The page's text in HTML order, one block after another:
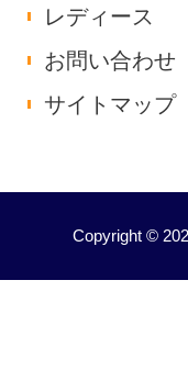
レディース
お問い合わせ
サイトマップ
Copyright ©